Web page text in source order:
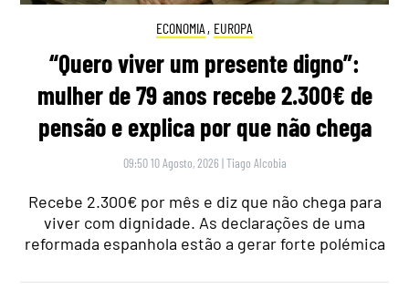
ECONOMIA , EUROPA
“Quero viver um presente digno”:
mulher de 79 anos recebe 2.300€ de
pensão e explica por que não chega
09:50 10 Agosto, 2026 |Tiago Alcobia
Recebe 2.300€ por mês e diz que não chega para
viver com dignidade. As declarações de uma
reformada espanhola estão a gerar forte polémica